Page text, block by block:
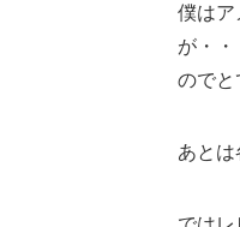
僕はア
が・
のでと
あと